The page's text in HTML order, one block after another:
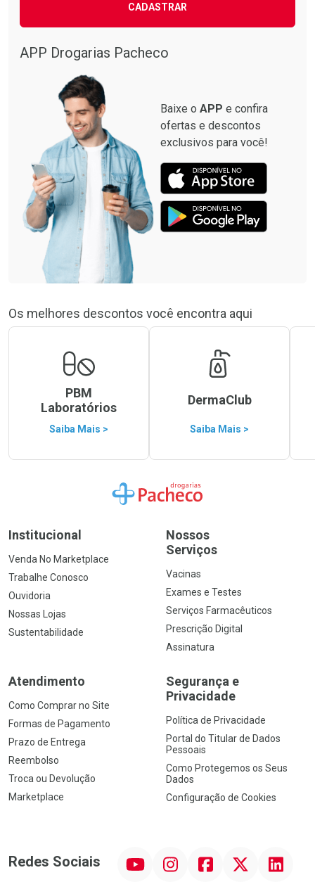
CADASTRAR
APP Drogarias Pacheco
Baixe o APP e confira
ofertas e descontos
exclusivos para você!
Os melhores descontos você encontra aqui
PBM
Laboratórios
Saiba Mais >
DermaClub
Saiba Mais >
Ir para a Home
Institucional
Venda No Marketplace
Trabalhe Conosco
Ouvidoria
Nossas Lojas
Sustentabilidade
Nossos
Serviços
Vacinas
Exames e Testes
Serviços Farmacêuticos
Prescrição Digital
Assinatura
Atendimento
Como Comprar no Site
Formas de Pagamento
Prazo de Entrega
Reembolso
Troca ou Devolução
Marketplace
Segurança e
Privacidade
Política de Privacidade
Portal do Titular de Dados
Pessoais
Como Protegemos os Seus
Dados
Configuração de Cookies
Redes Sociais InstagramFacebookTwitter Linkedin